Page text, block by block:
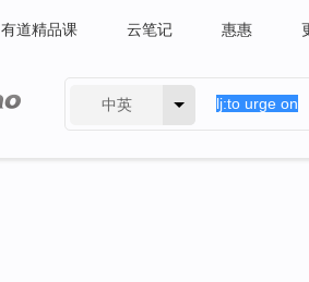
有道精品课 云笔记 惠惠
中英